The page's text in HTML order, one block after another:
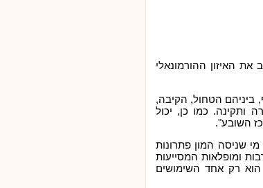
את האיזון ההורמונאלי
ביניהם הטחול, הקיבה,
ותקינה. כמו כן, יכול
השובע".
מי שניסה המון פתרונות
ומופלאות המסייעות
הוא רק אחד השימושים